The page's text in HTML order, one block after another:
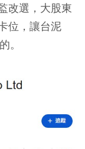
改選，大股東
位，讓台泥
。